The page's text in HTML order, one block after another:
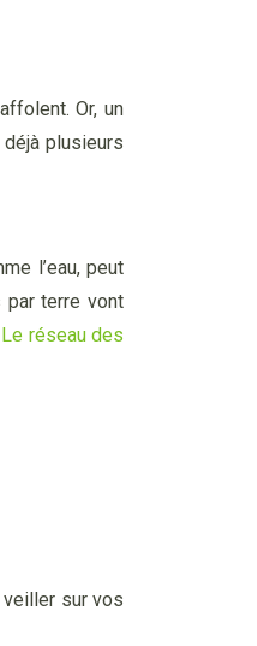
Or, un
plusieurs
l’eau, peut
par terre vont
réseau des
sur vos